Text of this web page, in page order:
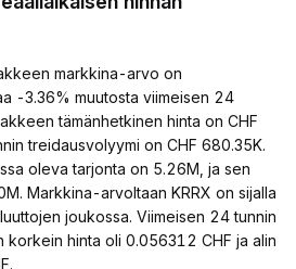
markkina-arvo on
-3.36% muutosta viimeisen 24
tämänhetkinen hinta on CHF
treidausvolyymi on CHF 680.35K.
oleva tarjonta on 5.26M, ja sen
Markkina-arvoltaan KRRX on sijalla
joukossa. Viimeisen 24 tunnin
korkein hinta oli 0.056312 CHF ja alin